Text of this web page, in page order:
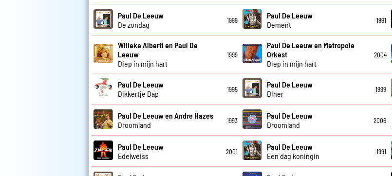
Paul De Leeuw
De zondag
1999
Paul De Leeuw
Dement
1991
Willeke Alberti en Paul De
Leeuw
Diep in mijn hart
1999
Paul De Leeuw en Metropole
Orkest
Diep in mijn hart
2004
Paul De Leeuw
Dikkertje Dap
1995
Paul De Leeuw
Diner
1999
Paul De Leeuw en Andre Hazes
Droomland
1993
Paul De Leeuw
Droomland
2006
Paul De Leeuw
Edelweiss
2001
Paul De Leeuw
Een dag koningin
1991